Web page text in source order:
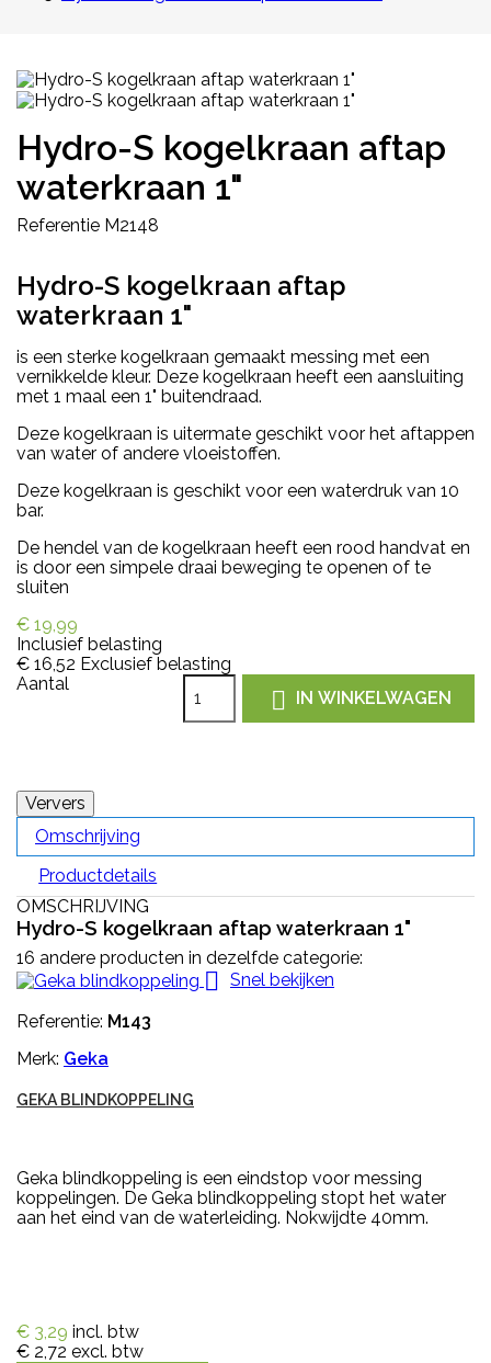
Hydro-S kogelkraan aftap
waterkraan 1"
Referentie M2148
Hydro-S kogelkraan aftap
waterkraan 1"
is een sterke kogelkraan gemaakt messing met een
vernikkelde kleur. Deze kogelkraan heeft een aansluiting
met 1 maal een 1" buitendraad.
Deze kogelkraan is uitermate geschikt voor het aftappen
van water of andere vloeistoffen.
Deze kogelkraan is geschikt voor een waterdruk van 10
bar.
De hendel van de kogelkraan heeft een rood handvat en
is door een simpele draai beweging te openen of te
sluiten
€ 19,99
Inclusief belasting
€ 16,52 Exclusief belasting
Aantal
 IN WINKELWAGEN
Omschrijving
Productdetails
OMSCHRIJVING
Hydro-S kogelkraan aftap waterkraan 1"
16 andere producten in dezelfde categorie:
 Snel bekijken
Referentie: M143
Merk: Geka
GEKA BLINDKOPPELING
Geka blindkoppeling is een eindstop voor messing
koppelingen. De Geka blindkoppeling stopt het water
aan het eind van de waterleiding. Nokwijdte 40mm.
€ 3,29 incl. btw
€ 2,72 excl. btw